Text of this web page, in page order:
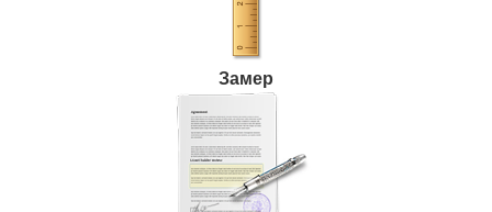
Замер